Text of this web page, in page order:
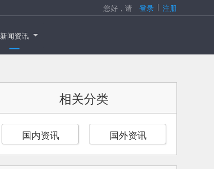
您好，请 登录 注册
新闻资讯
相关分类
国内资讯 国外资讯